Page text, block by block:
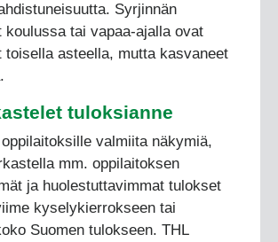
Syrjinnän
koulussa tai vapaa-ajalla ovat
toisella asteella, mutta kasvaneet
tuloksianne
valmiita näkymiä,
mm. oppilaitoksen
ja huolestuttavimmat tulokset
kyselykierrokseen tai
Suomen tulokseen. THL